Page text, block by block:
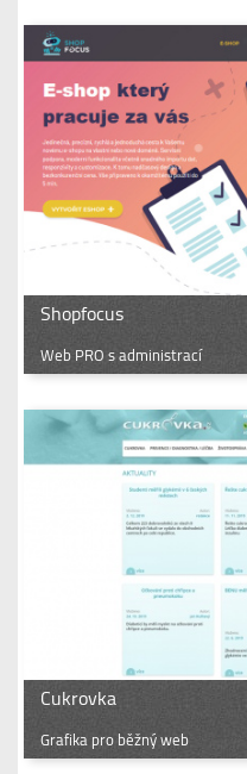
Shopfocus
Web PRO s administrací
Cukrovka
Grafika pro běžný web